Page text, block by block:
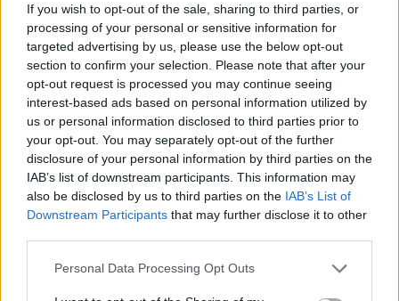
If you wish to opt-out of the sale, sharing to third parties, or
processing of your personal or sensitive information for
targeted advertising by us, please use the below opt-out
section to confirm your selection. Please note that after your
opt-out request is processed you may continue seeing
interest-based ads based on personal information utilized by
us or personal information disclosed to third parties prior to
your opt-out. You may separately opt-out of the further
disclosure of your personal information by third parties on the
IAB’s list of downstream participants. This information may
also be disclosed by us to third parties on the IAB’s List of
Downstream Participants that may further disclose it to other
Personal Data Processing Opt Outs
pralaimėti ukrainiečiams, nes jie – irgi rusai. O rusai
esą nepralaimi.
Ko imsis Kremlius?